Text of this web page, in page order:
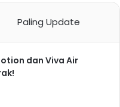
Paling Update
dan Viva Air